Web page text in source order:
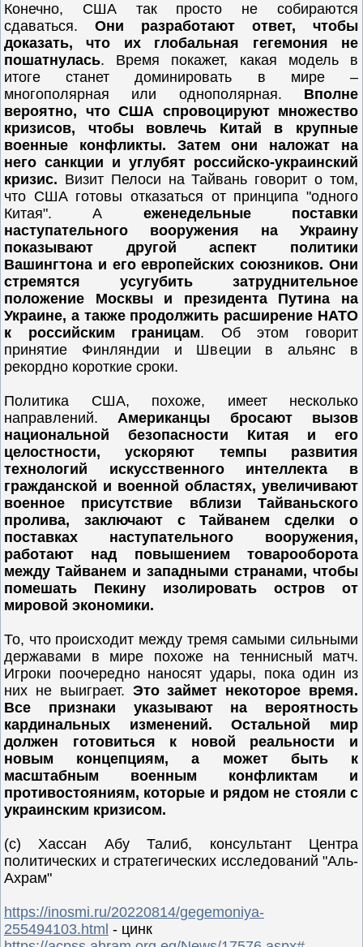
Конечно, США так просто не собираются
сдаваться. Они разработают ответ, чтобы
доказать, что их глобальная гегемония не
пошатнулась. Время покажет, какая модель в
итоге станет доминировать в мире –
многополярная или однополярная. Вполне
вероятно, что США спровоцируют множество
кризисов, чтобы вовлечь Китай в крупные
военные конфликты. Затем они наложат на
него санкции и углубят российско-украинский
кризис. Визит Пелоси на Тайвань говорит о том,
что США готовы отказаться от принципа "одного
Китая". А еженедельные поставки
наступательного вооружения на Украину
показывают другой аспект политики
Вашингтона и его европейских союзников. Они
стремятся усугубить затруднительное
положение Москвы и президента Путина на
Украине, а также продолжить расширение НАТО
к российским границам. Об этом говорит
принятие Финляндии и Швеции в альянс в
рекордно короткие сроки.
Политика США, похоже, имеет несколько
направлений. Американцы бросают вызов
национальной безопасности Китая и его
целостности, ускоряют темпы развития
технологий искусственного интеллекта в
гражданской и военной областях, увеличивают
военное присутствие вблизи Тайваньского
пролива, заключают с Тайванем сделки о
поставках наступательного вооружения,
работают над повышением товарооборота
между Тайванем и западными странами, чтобы
помешать Пекину изолировать остров от
мировой экономики.
То, что происходит между тремя самыми сильными
державами в мире похоже на теннисный матч.
Игроки поочередно наносят удары, пока один из
них не выиграет. Это займет некоторое время.
Все признаки указывают на вероятность
кардинальных изменений. Остальной мир
должен готовиться к новой реальности и
новым концепциям, а может быть к
масштабным военным конфликтам и
противостояниям, которые и рядом не стояли с
украинским кризисом.
(с) Хассан Абу Талиб, консультант Центра
политических и стратегических исследований "Аль-
Ахрам"
https://inosmi.ru/20220814/gegemoniya-
255494103.html - цинк